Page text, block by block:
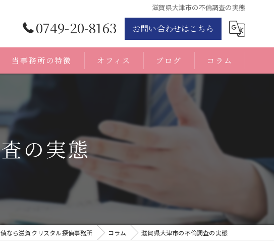
滋賀県大津市の不倫調査の実態
0749-20-8163 お問い合わせはこちら
当事務所の特徴
身辺調査
証拠
オフィス ブログ コラム
の実態
なら滋賀クリスタル探偵事務所 コラム 滋賀県大津市の不倫調査の実態